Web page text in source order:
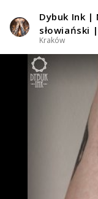
Dybuk Ink |
Graficzny /
Dybuk Ink |
słowiański
Kraków